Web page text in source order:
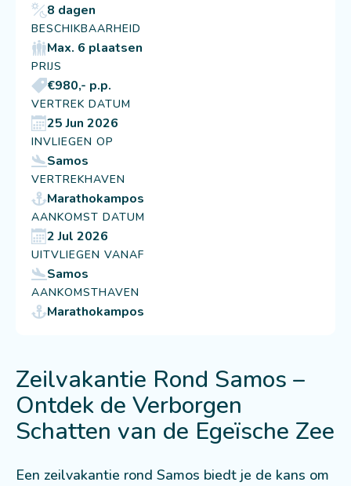
8 dagen
BESCHIKBAARHEID
Max. 6 plaatsen
PRIJS
€980,- p.p.
VERTREK DATUM
25 Jun 2026
INVLIEGEN OP
Samos
VERTREKHAVEN
Marathokampos
AANKOMST DATUM
2 Jul 2026
UITVLIEGEN VANAF
Samos
AANKOMSTHAVEN
Marathokampos
Zeilvakantie Rond Samos –
Ontdek de Verborgen
Schatten van de Egeïsche Zee
Een zeilvakantie rond Samos biedt je de kans om